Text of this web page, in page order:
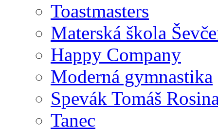
Toastmasters
Materská škola
Happy Company
Moderná gymnastika
Spevák Tomáš
Tanec